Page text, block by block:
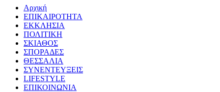
Αρχική
ΕΠΙΚΑΙΡΟΤΗΤΑ
ΕΚΚΛΗΣΙΑ
ΠΟΛΙΤΙΚΗ
ΣΚΙΑΘΟΣ
ΣΠΟΡΑΔΕΣ
ΘΕΣΣΑΛΙΑ
ΣΥΝΕΝΤΕΥΞΕΙΣ
LIFESTYLE
ΕΠΙΚΟΙΝΩΝΙΑ